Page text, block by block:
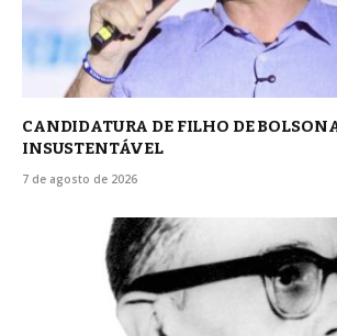
CANDIDATURA DE FILHO DE
INSUSTENTÁVEL
7 de agosto de 2026